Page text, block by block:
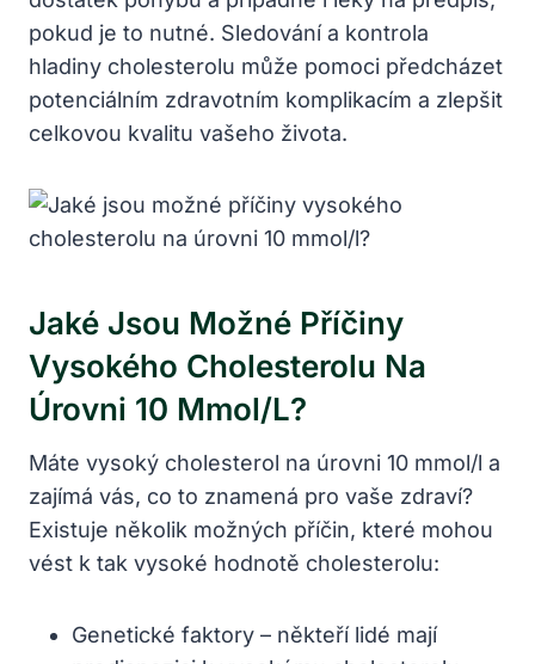
pokud je to nutné. Sledování a kontrola
hladiny cholesterolu může pomoci předcházet
potenciálním zdravotním komplikacím a zlepšit
celkovou kvalitu vašeho života.
Jaké Jsou Možné Příčiny
Vysokého Cholesterolu Na
Úrovni 10 Mmol/l?
Máte vysoký cholesterol na úrovni 10 mmol/l a
zajímá vás, co to znamená pro vaše zdraví?
Existuje několik možných příčin, které mohou
vést k tak vysoké hodnotě cholesterolu:
Genetické faktory – někteří lidé mají